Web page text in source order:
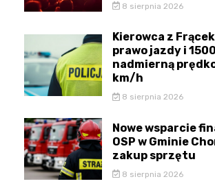
8 sierpnia 2026
Kierowca z
prawo jazdy i 1500
nadmierną
km/h
8 sierpnia 2026
Nowe wsparcie
OSP w Gminie
zakup sprzętu
8 sierpnia 2026